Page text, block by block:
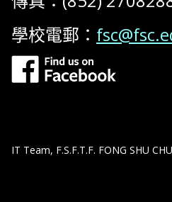
學校電郵：
IT Team, F.S.F.T.F. FONG SHU